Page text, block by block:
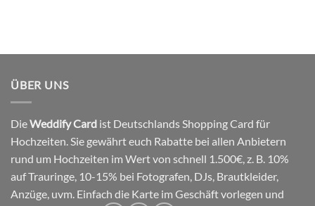
ÜBER UNS
DieWeddify Card ist Deutschlands Shopping Card für
Hochzeiten. Sie gewährt euch Rabatte bei allen Anbietern
rund um Hochzeiten im Wert von schnell 1.500€, z. B. 10%
auf Trauringe, 10-15% bei Fotografen, DJs, Brautkleider,
Anzüge, uvm. Einfach die Karte im Geschäft vorlegen und